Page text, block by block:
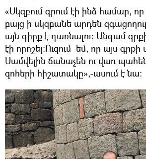
«Սկզբում գրում էի ինձ համար,
բայց ի սկզբանե արդեն
այն գիրք է դառնալու։ Անգամ
էի որոշել։Ուզում եմ, որ այս
Սամվելին ճանաչեն ու վառ պահեն
զոհերի հիշատակը»,-ասում է նա։